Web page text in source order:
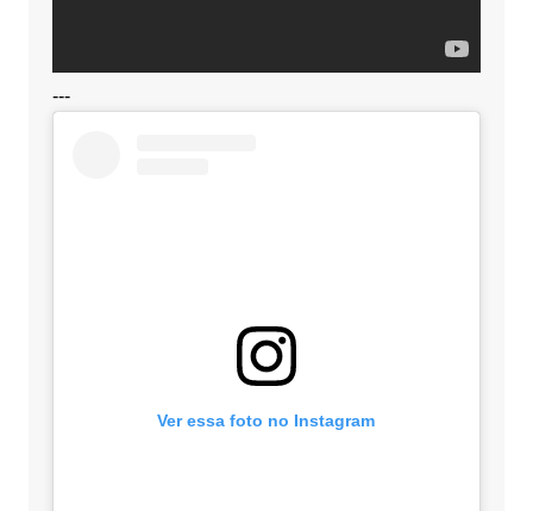
---
Ver essa foto no Instagram